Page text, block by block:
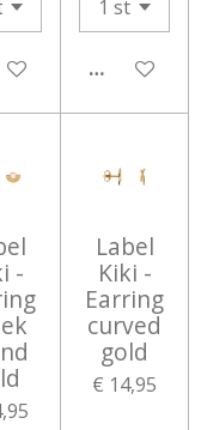
IN
-
Label
Kiki -
Earring
curved
gold
€ 14,95